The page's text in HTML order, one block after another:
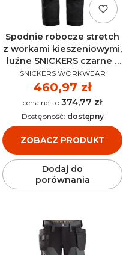
Spodnie robocze stretch
z workami kieszeniowymi,
luźne SNICKERS czarne -
6251
PRODUCENT
SNICKERS WORKWEAR
Cena
460,97 zł
Cena 374,77 zł
ZOBACZ PRODUKT
Dostępność: dostępny
Dodaj do
porównania